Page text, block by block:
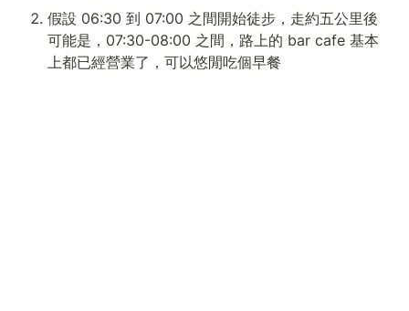
假設 06:30 到 07:00 之間開始徒步，走約五公里後
可能是，07:30-08:00 之間，路上的 bar cafe 基本
上都已經營業了，可以悠閒吃個早餐